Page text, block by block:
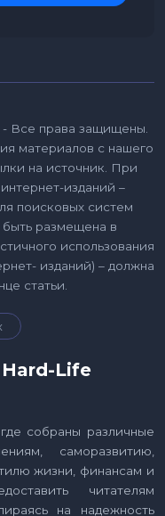
Все права защищены.
материалов с нашего
на источник. При
изданий –
поисковых систем
размещена в
использования
изданий) – должна
статьи.
Life
собраны различные
саморазвитию,
жизни, финансам и
читателям
на надежность